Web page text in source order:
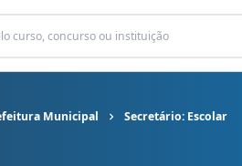
Municipal Secretário: Escolar